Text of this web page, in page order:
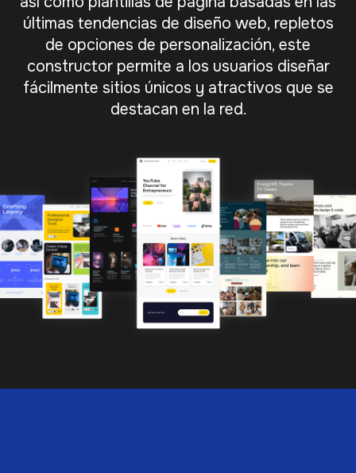
últimas tendencias de diseño web, repletos
de opciones de personalización, este
constructor permite a los usuarios diseñar
fácilmente sitios únicos y atractivos que se
destacan en la red.